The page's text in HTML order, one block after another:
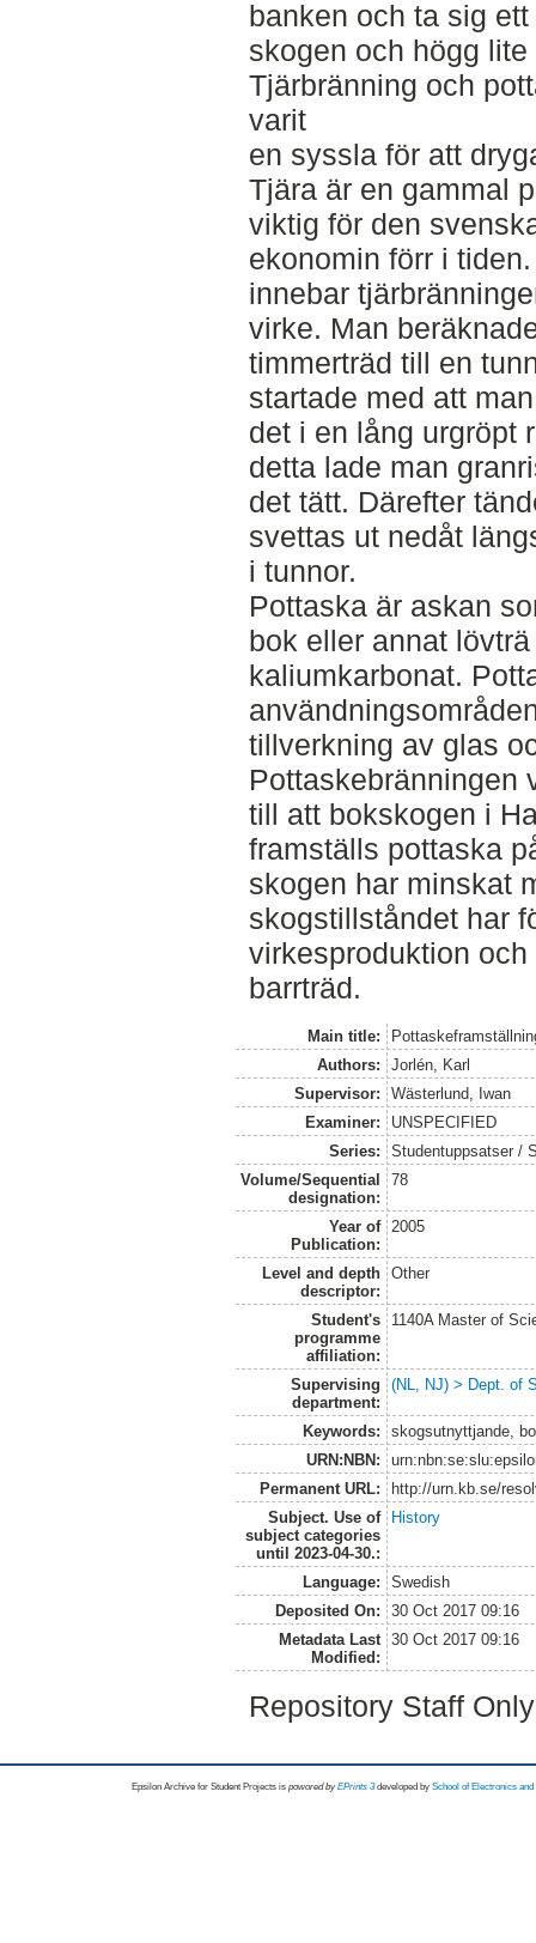
banken och ta sig
skogen och högg
Tjärbränning och
varit
en syssla för att
Tjära är en gammal
viktig för den
ekonomin förr i
innebar
virke. Man
timmerträd till en
startade med att
det i en lång urgröpt
detta lade man
det tätt. Därefter
svettas ut nedåt
i tunnor.
Pottaska är askan
bok eller annat
kaliumkarbonat.
tillverkning av glas
Pottaskebränningen
till att bokskogen i
framställs pottaska
skogen har minskat
skogstillståndet har
virkesproduktion
barrträd.
Main title:
Authors:
Jorlén, Karl
Supervisor:
Wästerlund, Iwan
Examiner:
UNSPECIFIED
Series:
Studentuppsatser /
Volume/Sequential
designation:
78
Year of
Publication:
2005
Level and depth
descriptor:
Other
Student's
programme
affiliation:
1140A Master of
Supervising
department:
(NL, NJ) > Dept. of
Keywords:
skogsutnyttjande,
URN:NBN:
Permanent URL:
http://urn.kb.se/
Subject. Use of
subject categories
until 2023-04-30.:
History
Language:
Swedish
Deposited On:
30 Oct 2017 09:16
Metadata Last
Modified:
30 Oct 2017 09:16
Repository Staff
Epsilon Archive for Student Projects is powored byEPrints 3 developed by School of Electronics